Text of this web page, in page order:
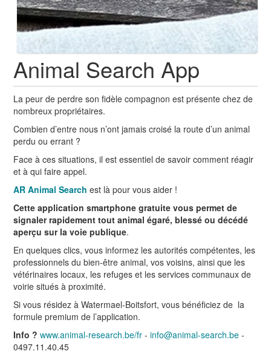
Animal Search App
La peur de perdre son fidèle compagnon est présente chez de
nombreux propriétaires.
Combien d’entre nous n’ont jamais croisé la route d’un animal
perdu ou errant ?
Face à ces situations, il est essentiel de savoir comment réagir
et à qui faire appel.
AR Animal Search est là pour vous aider !
Cette application smartphone gratuite vous permet de
signaler rapidement tout animal égaré, blessé ou décédé
aperçu sur la voie publique.
En quelques clics, vous informez les autorités compétentes, les
professionnels du bien-être animal, vos voisins, ainsi que les
vétérinaires locaux, les refuges et les services communaux de
voirie situés à proximité.
Si vous résidez à Watermael-Boitsfort, vous bénéficiez de la
formule premium de l’application.
Info ? www.animal-research.be/fr -info@animal-search.be -
0497.11.40.45